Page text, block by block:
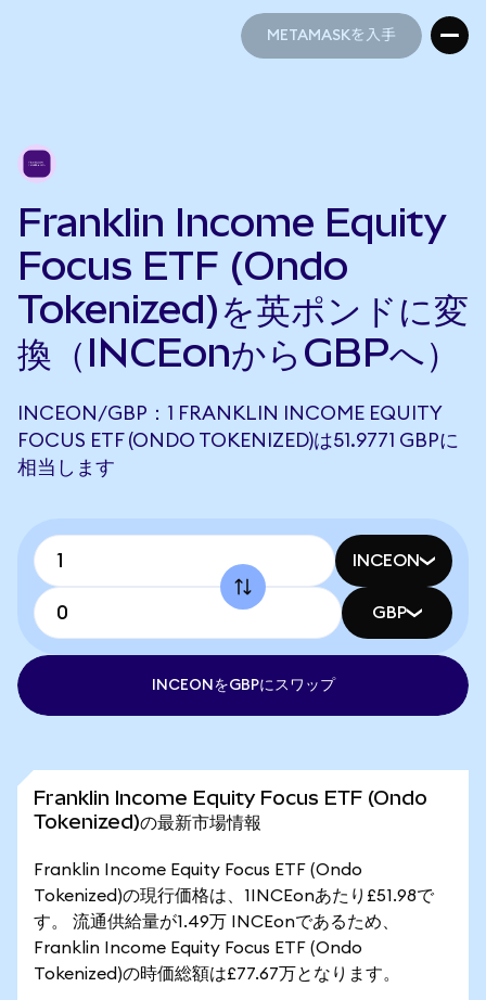
METAMASKを入手
Franklin Income Equity
Focus ETF (Ondo
Tokenized)を英ポンドに変
換（INCEonからGBPへ）
INCEON/GBP：1 FRANKLIN INCOME EQUITY
FOCUS ETF (ONDO TOKENIZED)は51.9771 GBPに
相当します
INCEON
GBP
INCEONをGBPにスワップ
Franklin Income Equity Focus ETF (Ondo
Tokenized)の最新市場情報
Franklin Income Equity Focus ETF (Ondo
Tokenized)の現行価格は、1INCEonあたり£51.98で
す。 流通供給量が1.49万 INCEonであるため、
Franklin Income Equity Focus ETF (Ondo
Tokenized)の時価総額は£77.67万となります。